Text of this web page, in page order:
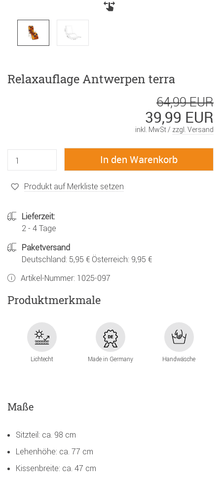
Relaxauflage Antwerpen terra
64,99 EUR
39,99 EUR
inkl. MwSt / zzgl. Versand
Produkt auf Merkliste setzen
Lieferzeit:
2 - 4 Tage
Paketversand
Deutschland: 5,95 € Österreich: 9,95 €
Artikel-Nummer: 1025-097
Produktmerkmale
Lichtecht Made in Germany Handwäsche
Maße
Sitzteil: ca. 98 cm
Lehenhöhe: ca. 77 cm
Kissenbreite: ca. 47 cm